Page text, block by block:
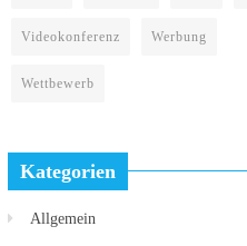
Videokonferenz Werbung
Wettbewerb
Kategorien
Allgemein